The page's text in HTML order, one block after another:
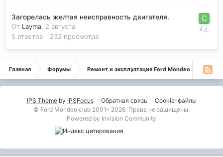
Загорелась желтая неисправность двигателя.
От Layma, 2 августа
5 ответов 232 просмотра
Главная Форумы Ремонт и эксплуатация Ford Mondeo
IPS Themeby IPSFocus Обратная связь
Cookie-файлы
© Ford Mondeo club 2001- 2026. Права не защищены.
Powered by Invision Community